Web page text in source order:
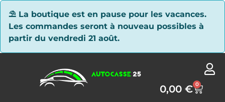
⛱ La boutique est en pause pour les vacances.
Les commandes seront à nouveau possibles à
partir du vendredi 21 août.
0,00€ 0
Panneau de gestion des cookies